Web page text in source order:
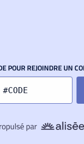
POUR REJOINDRE UN